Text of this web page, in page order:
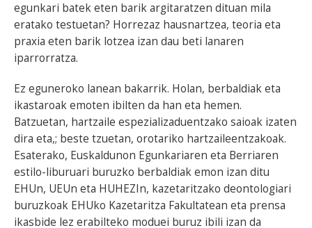
egunkari batek eten barik argitaratzen dituan mila
eratako testuetan? Horrezaz hausnartzea, teoria eta
praxia eten barik lotzea izan dau beti lanaren
iparrorratza.
Ez eguneroko lanean bakarrik. Holan, berbaldiak eta
ikastaroak emoten ibilten da han eta hemen.
Batzuetan, hartzaile espezializaduentzako saioak izaten
dira eta,; beste tzuetan, orotariko hartzaileentzakoak.
Esaterako, Euskaldunon Egunkariaren eta Berriaren
estilo-liburuari buruzko berbaldiak emon izan ditu
EHUn, UEUn eta HUHEZIn, kazetaritzako deontologiari
buruzkoak EHUko Kazetaritza Fakultatean eta prensa
ikasbide lez erabilteko moduei buruz ibili izan da